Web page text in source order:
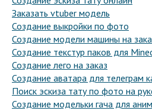
Заказать vtuber модель
Создание выкройки по фото
Создание модели машины на
Создание текстур паков для
Создание лего на заказ
Создание аватара для телеграм
Поиск эскиза тату по фото на
Создание модельки гача для